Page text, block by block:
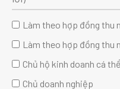
Làm theo hợp đồng thu
Làm theo hợp đồng thu
Chủ hộ kinh doanh cá thể
Chủ doanh nghiệp